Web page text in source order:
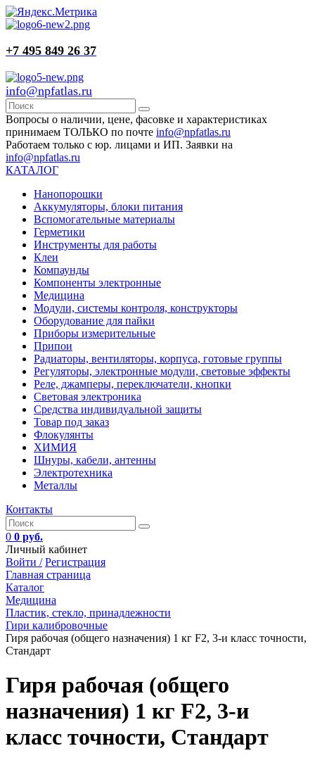
+7 495 849 26 37
info@npfatlas.ru
Вопросы о наличии, цене, фасовке и характеристиках
принимаем ТОЛЬКО по почте info@npfatlas.ru
Работаем только с юр. лицами и ИП. Заявки на
info@npfatlas.ru
КАТАЛОГ
Нанопорошки
Аккумуляторы, блоки питания
Вспомогательные материалы
Герметики
Инструменты для работы
Клеи
Компаунды
Компоненты электронные
Медицина
Модули, системы контроля, конструкторы
Оборудование для пайки
Приборы измерительные
Припои
Радиаторы, вентиляторы, корпуса, готовые группы
Регуляторы, электронные модули, световые эффекты
Реле, джамперы, переключатели, кнопки
Световая электроника
Средства индивидуальной защиты
Товар под заказ
Флокулянты
ХИМИЯ
Шнуры, кабели, антенны
Электротехника
Металлы
Контакты
0 0 руб.
Личный кабинет
Войти / Регистрация
Главная страница
Каталог
Медицина
Пластик, стекло, принадлежности
Гири калибровочные
Гиря рабочая (общего назначения) 1 кг F2, 3-и класс точности,
Стандарт
Гиря рабочая (общего
назначения) 1 кг F2, 3-и
класс точности, Стандарт